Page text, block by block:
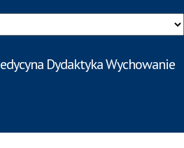
Dydaktyka Wychowanie
Medycznego